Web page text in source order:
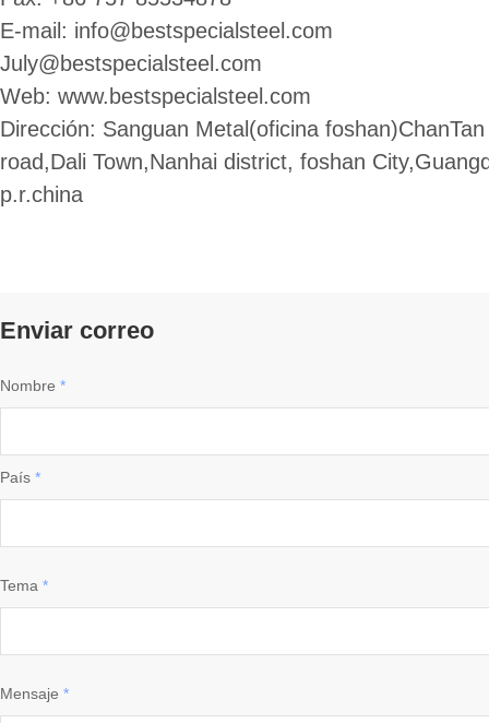
E-mail: info@bestspecialsteel.com
July@bestspecialsteel.com
Web: www.bestspecialsteel.com
Dirección: Sanguan Metal(oficina foshan)ChanTan
road,Dali Town,Nanhai district, foshan
p.r.china
Enviar correo
Nombre *
País *
Tema *
Mensaje *